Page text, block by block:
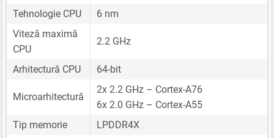
Tehnologie CPU
6 nm
Viteză maximă
CPU
2.2 GHz
Arhitectură CPU 64-bit
Microarhitectură
2x 2.2 GHz – Cortex-A76
6x 2.0 GHz – Cortex-A55
Tip memorie
LPDDR4X